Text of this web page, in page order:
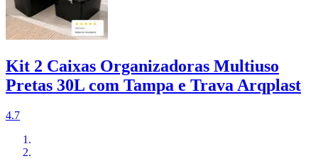
Kit 2 Caixas Organizadoras Multiuso
Pretas 30L com Tampa e Trava Arqplast
4.7